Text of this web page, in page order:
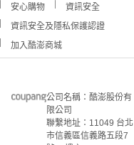
安心購物
資訊安全
資訊安全及隱私保護認證
加入酷澎商城
公司名稱：酷澎股份有
限公司
聯繫地址：11049 台北
市信義區信義路五段7